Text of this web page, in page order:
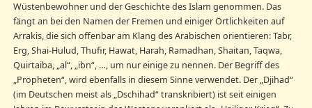
Wüstenbewohner und der Geschichte des Islam genommen. Das
fängt an bei den Namen der Fremen und einiger Örtlichkeiten auf
Arrakis, die sich offenbar am Klang des Arabischen orientieren: Tabr,
Erg, Shai-Hulud, Thufir, Hawat, Harah, Ramadhan, Shaitan, Taqwa,
Quirtaiba, „al“, „ibn“, …, um nur einige zu nennen. Der Begriff des
„Propheten“, wird ebenfalls in diesem Sinne verwendet. Der „Djihad“
(im Deutschen meist als „Dschihad“ transkribiert) ist seit einigen